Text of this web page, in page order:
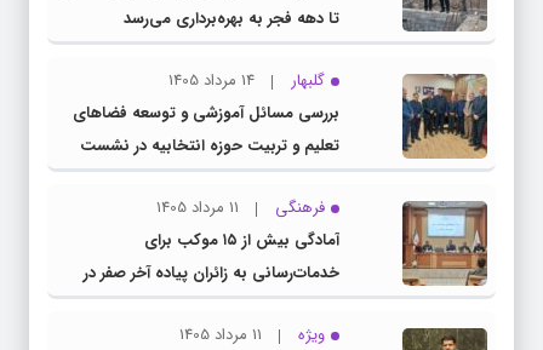
تا دهه فجر به بهره‌برداری می‌رسد
گلبهار
14 مرداد 1405
بررسی مسائل آموزشی و توسعه فضاهای
تعلیم و تربیت حوزه انتخابیه در نشست
مشترک عضو کمیسیون آموزش مجلس با
مدیرکل آموزش و پرورش خراسان رضوی
فرهنگی
11 مرداد 1405
آمادگی بیش از ۱۵ موکب برای
خدمات‌رسانی به زائران پیاده آخر صفر در
شهرستان چناران
ویژه
11 مرداد 1405